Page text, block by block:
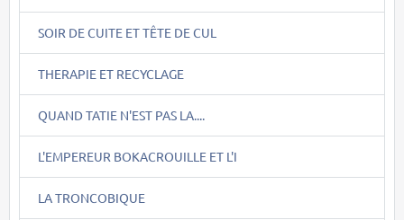
SOIR DE CUITE ET TÊTE DE CUL
THERAPIE ET RECYCLAGE
QUAND TATIE N'EST PAS LA....
L'EMPEREUR BOKACROUILLE ET L'I
LA TRONCOBIQUE